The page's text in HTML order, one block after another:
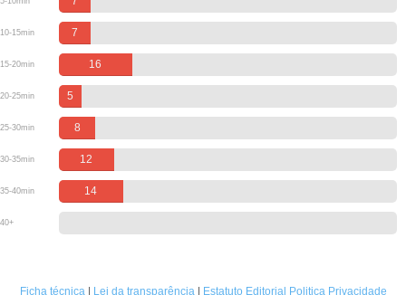
10-15min 7
15-20min 16
20-25min 5
25-30min 8
30-35min 12
35-40min 14
40+
Ficha técnica| Lei da transparência| Estatuto Editorial Politica Privacidade